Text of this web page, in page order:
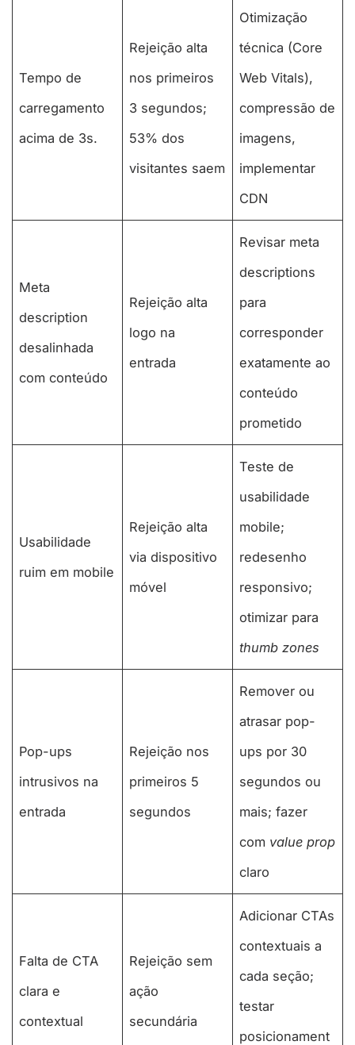
Tempo de
carregamento
acima de 3s.
Rejeição alta
nos primeiros
3 segundos;
53% dos
visitantes saem
Otimização
técnica (Core
Web Vitals),
compressão de
imagens,
implementar
CDN
Meta
description
desalinhada
com conteúdo
Rejeição alta
logo na
entrada
Revisar meta
descriptions
para
corresponder
exatamente ao
conteúdo
prometido
Usabilidade
ruim em mobile
Rejeição alta
via dispositivo
móvel
Teste de
usabilidade
mobile;
redesenho
responsivo;
otimizar para
thumb zones
Pop-ups
intrusivos na
entrada
Rejeição nos
primeiros 5
segundos
Remover ou
atrasar pop-
ups por 30
segundos ou
mais; fazer
com value prop
claro
Falta de CTA
clara e
contextual
Rejeição sem
ação
secundária
Adicionar CTAs
contextuais a
cada seção;
testar
posicionament